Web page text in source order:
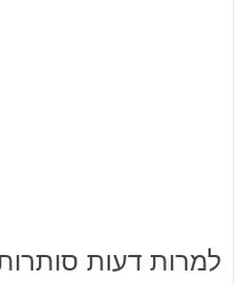
למרות דעות